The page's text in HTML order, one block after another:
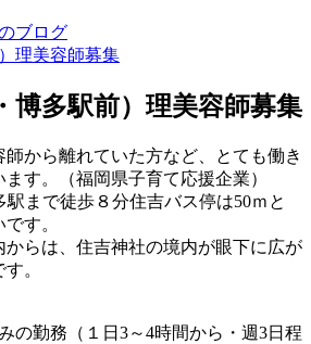
ブログ
理美容師募集
博多駅前）理美容師募集
から離れていた方など、とても働き
す。（福岡県子育て応援企業）
駅まで徒歩８分住吉バス停は50ｍと
す。
らは、住吉神社の境内が眼下に広が
。
の勤務（１日3～4時間から・週3日程